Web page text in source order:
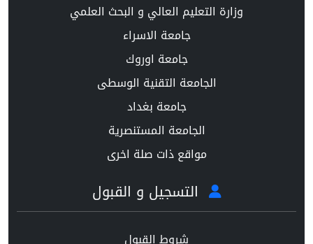
وزارة التعليم العالي و البحث العلمي
جامعة الاسراء
جامعة اوروك
الجامعة التقنية الوسطى
جامعة بغداد
الجامعة المستنصرية
مواقع ذات صلة اخرى
التسجيل و القبول